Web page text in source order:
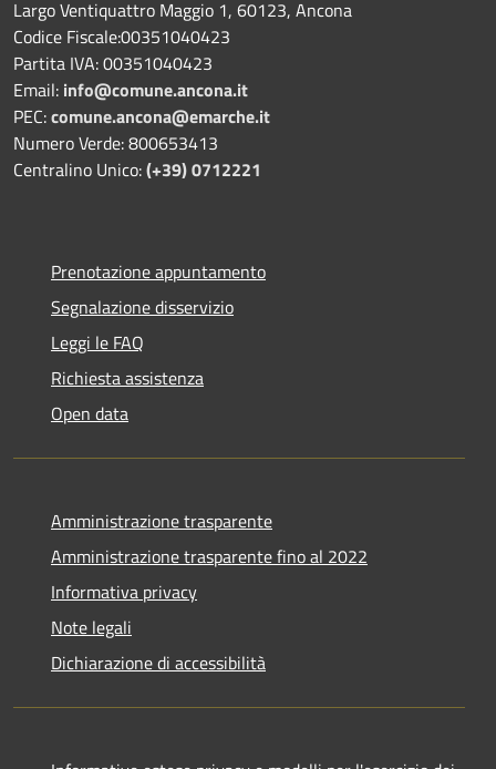
Largo Ventiquattro Maggio 1, 60123, Ancona
Codice Fiscale:00351040423
Partita IVA: 00351040423
Email: info@comune.ancona.it
PEC:comune.ancona@emarche.it
Numero Verde: 800653413
Centralino Unico:(+39) 0712221
Prenotazione appuntamento
Segnalazione disservizio
Leggi le FAQ
Richiesta assistenza
Open data
Amministrazione trasparente
Amministrazione trasparente fino al 2022
Informativa privacy
Note legali
Dichiarazione di accessibilità